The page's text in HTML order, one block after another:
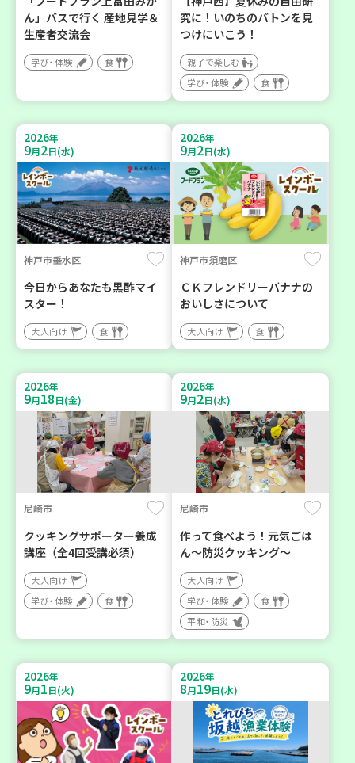
ん」バスで行く 産地見学＆
生産者交流会
学び・体験 食
究に！いのちのバトンを見
つけにいこう！
親子で楽しむ
学び・体験
食
2026年
9月2日(水)
神戸市垂水区
今日からあなたも黒酢マイ
スター！
大人向け 食
2026年
9月2日(水)
神戸市須磨区
ＣＫフレンドリーバナナの
おいしさについて
大人向け 食
2026年
9月18日(金)
尼崎市
クッキングサポーター養成
講座（全4回受講必須）
大人向け
学び・体験
食
2026年
9月2日(水)
尼崎市
作って食べよう！元気ごは
ん～防災クッキング～
大人向け
学び・体験
食
平和・防災
2026年
9月1日(火)
2026年
8月19日(水)